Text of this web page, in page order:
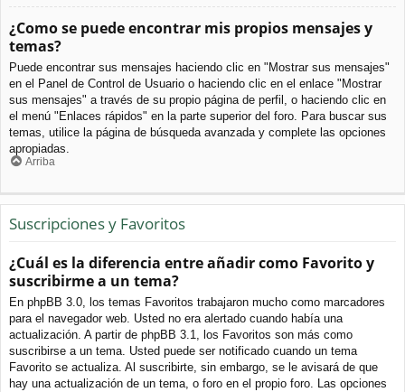
¿Como se puede encontrar mis propios mensajes y
temas?
Puede encontrar sus mensajes haciendo clic en "Mostrar sus mensajes"
en el Panel de Control de Usuario o haciendo clic en el enlace "Mostrar
sus mensajes" a través de su propio página de perfil, o haciendo clic en
el menú "Enlaces rápidos" en la parte superior del foro. Para buscar sus
temas, utilice la página de búsqueda avanzada y complete las opciones
apropiadas.
Arriba
Suscripciones y Favoritos
¿Cuál es la diferencia entre añadir como Favorito y
suscribirme a un tema?
En phpBB 3.0, los temas Favoritos trabajaron mucho como marcadores
para el navegador web. Usted no era alertado cuando había una
actualización. A partir de phpBB 3.1, los Favoritos son más como
suscribirse a un tema. Usted puede ser notificado cuando un tema
Favorito se actualiza. Al suscribirte, sin embargo, se le avisará de que
hay una actualización de un tema, o foro en el propio foro. Las opciones